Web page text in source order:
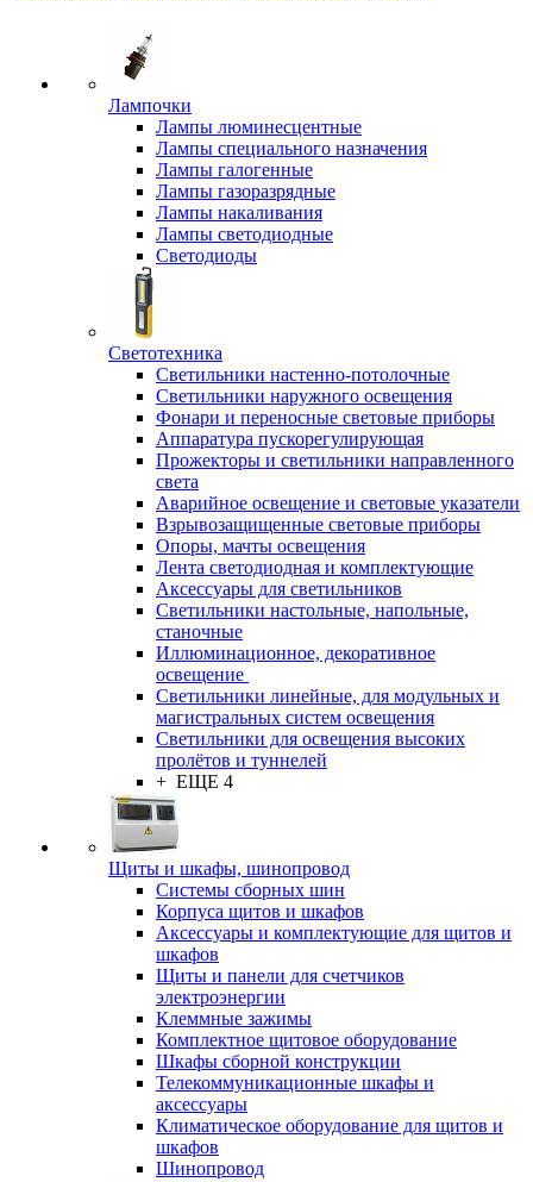
Лампочки
Лампы люминесцентные
Лампы специального назначения
Лампы галогенные
Лампы газоразрядные
Лампы накаливания
Лампы светодиодные
Светодиоды
Светотехника
Светильники настенно-потолочные
Светильники наружного освещения
Фонари и переносные световые приборы
Аппаратура пускорегулирующая
Прожекторы и светильники направленного
света
Аварийное освещение и световые указатели
Взрывозащищенные световые приборы
Опоры, мачты освещения
Лента светодиодная и комплектующие
Аксессуары для светильников
Светильники настольные, напольные,
станочные
Иллюминационное, декоративное
освещение
Светильники линейные, для модульных и
магистральных систем освещения
Светильники для освещения высоких
пролётов и туннелей
+ ЕЩЕ 4
Щиты и шкафы, шинопровод
Системы сборных шин
Корпуса щитов и шкафов
Аксессуары и комплектующие для щитов и
шкафов
Щиты и панели для счетчиков
электроэнергии
Клеммные зажимы
Комплектное щитовое оборудование
Шкафы сборной конструкции
Телекоммуникационные шкафы и
аксессуары
Климатическое оборудование для щитов и
шкафов
Шинопровод